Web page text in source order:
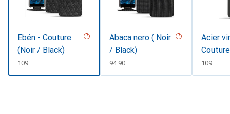
Ebén - Couture
(Noir / Black)
CHF
109.–
Abaca nero ( Noir
/ Black)
CHF
94.90
Acier
Couture
CHF
109.–